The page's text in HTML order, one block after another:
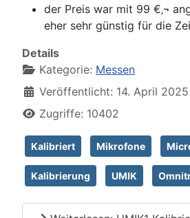
der Preis war mit 99 €‚¬
eher sehr günstig für die
Details
Kategorie: Messen
Veröffentlicht: 14. April 2025
Zugriffe: 10402
Kalibriert Mikrofone
Kalibrierung UMIK